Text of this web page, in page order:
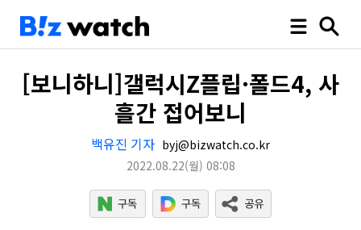
[보니하니]갤럭시Z플립·폴드4, 사
흘간 접어보니
백유진 기자 byj@bizwatch.co.kr
2022.08.22(월) 08:08